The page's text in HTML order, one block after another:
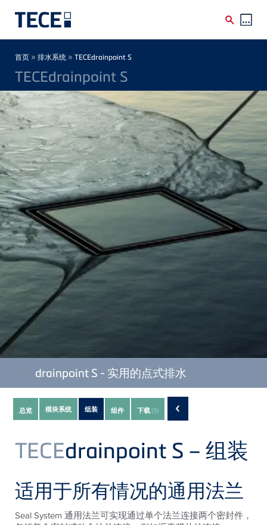
Breadcrumb
首页 » 排水系统 » TECEdrainpoint S
TECEdrainpoint S
drainpoint S - 实用的点式排水
Subnavigation
of
current
Product
总览 模块系统 组装 组件 下载(5) ‹
TECEdrainpoint S – 组装
适用于所有情况的通用法兰
Seal System 通用法兰可实现通过单个法兰连接两个密封件，